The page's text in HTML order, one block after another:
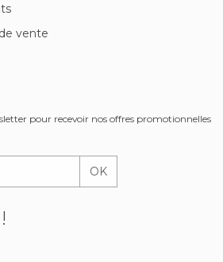
vente
pour recevoir nos offres promotionnelles
OK